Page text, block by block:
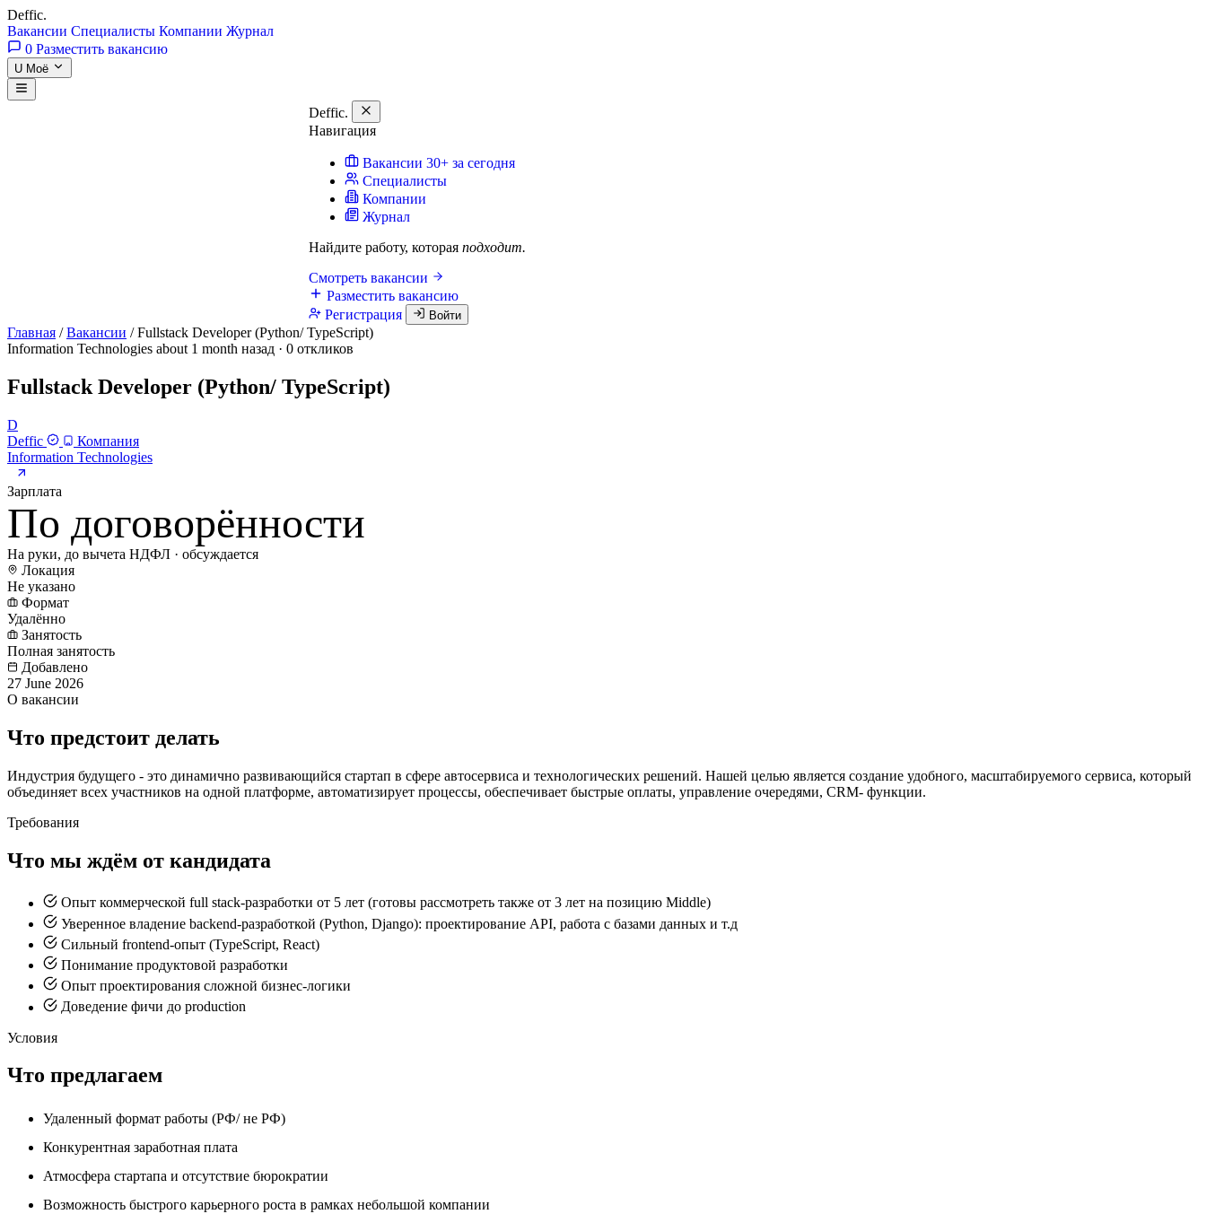
Deffic.
Вакансии Специалисты Компании Журнал
0 Разместить вакансию
U Моё
Deffic.
Навигация
Вакансии 30+ за сегодня
Специалисты
Компании
Журнал
Найдите работу, которая подходит.
Смотреть вакансии
Разместить вакансию
Регистрация
Войти
Главная / Вакансии / Fullstack Developer (Python/ TypeScript)
Information Technologies about 1 month назад · 0 откликов
Fullstack Developer (Python/ TypeScript)
D
Deffic
Компания
Information Technologies
Зарплата
По договорённости
На руки, до вычета НДФЛ · обсуждается
Локация
Не указано
Формат
Удалённо
Занятость
Полная занятость
Добавлено
27 June 2026
О вакансии
Что предстоит делать
Индустрия будущего - это динамично развивающийся стартап в сфере автосервиса и технологических решений. Нашей целью является создание удобного, масштабируемого сервиса, который
объединяет всех участников на одной платформе, автоматизирует процессы, обеспечивает быстрые оплаты, управление очередями, CRM- функции.
Требования
Что мы ждём от кандидата
Опыт коммерческой full stack-разработки от 5 лет (готовы рассмотреть также от 3 лет на позицию Middle)
Уверенное владение backend-разработкой (Python, Django): проектирование API, работа с базами данных и т.д
Сильный frontend-опыт (TypeScript, React)
Понимание продуктовой разработки
Опыт проектирования сложной бизнес-логики
Доведение фичи до production
Условия
Что предлагаем
Удаленный формат работы (РФ/ не РФ)
Конкурентная заработная плата
Атмосфера стартапа и отсутствие бюрократии
Возможность быстрого карьерного роста в рамках небольшой компании